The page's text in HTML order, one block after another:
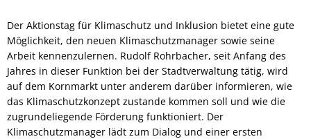
Der Aktionstag für Klimaschutz und Inklusion bietet eine gute
Möglichkeit, den neuen Klimaschutzmanager sowie seine
Arbeit kennenzulernen. Rudolf Rohrbacher, seit Anfang des
Jahres in dieser Funktion bei der Stadtverwaltung tätig, wird
auf dem Kornmarkt unter anderem darüber informieren, wie
das Klimaschutzkonzept zustande kommen soll und wie die
zugrundeliegende Förderung funktioniert. Der
Klimaschutzmanager lädt zum Dialog und einer ersten